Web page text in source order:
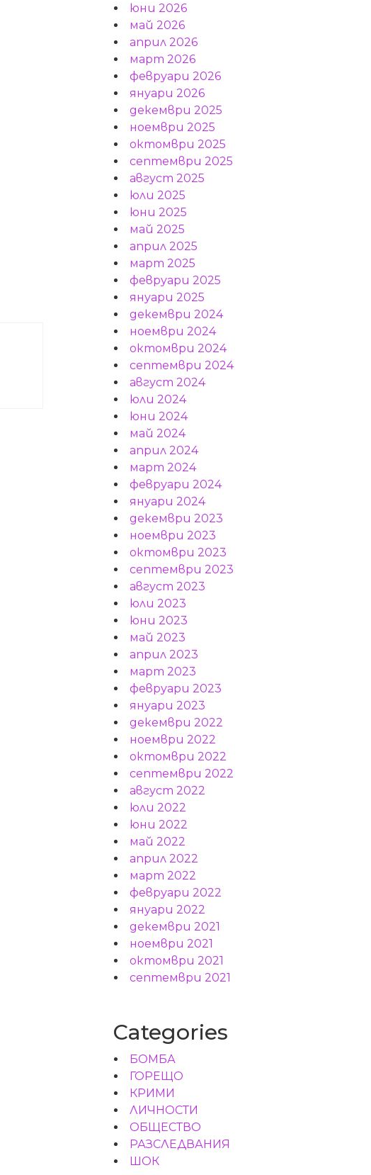
юни 2026
май 2026
април 2026
март 2026
февруари 2026
януари 2026
декември 2025
ноември 2025
октомври 2025
септември 2025
август 2025
юли 2025
юни 2025
май 2025
април 2025
март 2025
февруари 2025
януари 2025
декември 2024
ноември 2024
октомври 2024
септември 2024
август 2024
юли 2024
юни 2024
май 2024
април 2024
март 2024
февруари 2024
януари 2024
декември 2023
ноември 2023
октомври 2023
септември 2023
август 2023
юли 2023
юни 2023
май 2023
април 2023
март 2023
февруари 2023
януари 2023
декември 2022
ноември 2022
октомври 2022
септември 2022
август 2022
юли 2022
юни 2022
май 2022
април 2022
март 2022
февруари 2022
януари 2022
декември 2021
ноември 2021
октомври 2021
септември 2021
Categories
БОМБА
ГОРЕЩО
КРИМИ
ЛИЧНОСТИ
ОБЩЕСТВО
РАЗСЛЕДВАНИЯ
ШОК